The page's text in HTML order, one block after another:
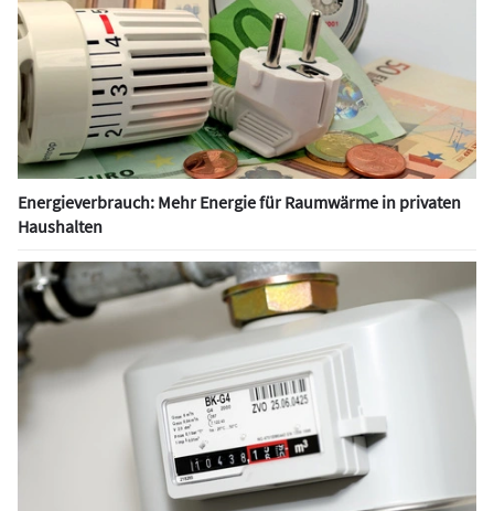
Energieverbrauch: Mehr Energie für Raumwärme in privaten
Haushalten